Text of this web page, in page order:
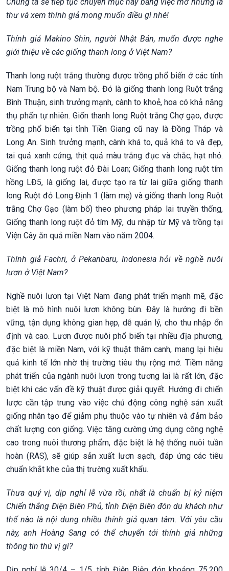
thư và xem thính giả mong muốn điều gì nhé!
Thính giả Makino Shin, người Nhật Bản, muốn được nghe
giới thiệu về các giống thanh long ở Việt Nam?
Thanh long ruột trắng thường được trồng phổ biến ở các tỉnh
Nam Trung bộ và Nam bộ. Đó là giống thanh long Ruột trắng
Bình Thuận, sinh trưởng mạnh, cành to khoẻ, hoa có khả năng
thụ phấn tự nhiên. Giốn thanh long Ruột trắng Chợ gạo, được
trồng phổ biến tại tỉnh Tiền Giang cũ nay là Đồng Tháp và
Long An. Sinh trưởng mạnh, cành khá to, quả khá to và đẹp,
tai quả xanh cứng, thịt quả màu trắng đục và chắc, hạt nhỏ.
Giống thanh long ruột đỏ Đài Loan; Giống thanh long ruột tím
hồng LĐ5, là giống lai, được tạo ra từ lai giữa giống thanh
long Ruột đỏ Long Định 1 (làm mẹ) và giống thanh long Ruột
trắng Chợ Gạo (làm bố) theo phương pháp lai truyền thống,
Giống thanh long ruột đỏ tím Mỹ, du nhập từ Mỹ và trồng tại
Viện Cây ăn quả miền Nam vào năm 2004.
Thính giả Fachri, ở Pekanbaru, Indonesia hỏi về nghề nuôi
lươn ở Việt Nam?
Nghề nuôi lươn tại Việt Nam đang phát triển mạnh mẽ, đặc
biệt là mô hình nuôi lươn không bùn. Đây là hướng đi bền
vững, tận dụng không gian hẹp, dễ quản lý, cho thu nhập ổn
định và cao. Lươn được nuôi phổ biến tại nhiều địa phương,
đặc biệt là miền Nam, với kỹ thuật thâm canh, mang lại hiệu
quả kinh tế lớn nhờ thị trường tiêu thụ rộng mở. Tiềm năng
phát triển của ngành nuôi lươn trong tương lai là rất lớn, đặc
biệt khi các vấn đề kỹ thuật được giải quyết. Hướng đi chiến
lược cần tập trung vào việc chủ động công nghệ sản xuất
giống nhân tạo để giảm phụ thuộc vào tự nhiên và đảm bảo
chất lượng con giống. Việc tăng cường ứng dụng công nghệ
cao trong nuôi thương phẩm, đặc biệt là hệ thống nuôi tuần
hoàn (RAS), sẽ giúp sản xuất lươn sạch, đáp ứng các tiêu
chuẩn khắt khe của thị trường xuất khẩu.
Thưa quý vị, dịp nghỉ lễ vừa rồi, nhất là chuẩn bị kỷ niệm
Chiến thắng Điện Biên Phủ, tỉnh Điện Biên đón du khách như
thế nào là nội dung nhiều thính giả quan tâm. Với yêu cầu
này, anh Hoàng Sang có thể chuyển tới thính giả những
thông tin thú vị gì?